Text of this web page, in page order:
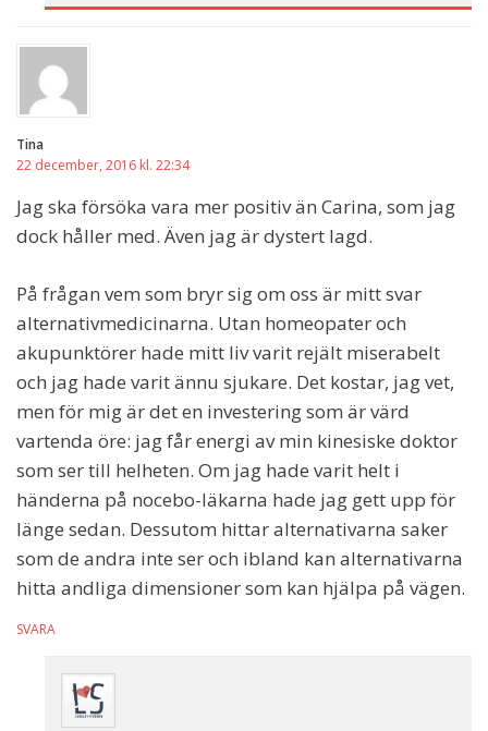
Tina
22 december, 2016 kl. 22:34
Jag ska försöka vara mer positiv än Carina, som jag
dock håller med. Även jag är dystert lagd.
På frågan vem som bryr sig om oss är mitt svar
alternativmedicinarna. Utan homeopater och
akupunktörer hade mitt liv varit rejält miserabelt
och jag hade varit ännu sjukare. Det kostar, jag vet,
men för mig är det en investering som är värd
vartenda öre: jag får energi av min kinesiske doktor
som ser till helheten. Om jag hade varit helt i
händerna på nocebo-läkarna hade jag gett upp för
länge sedan. Dessutom hittar alternativarna saker
som de andra inte ser och ibland kan alternativarna
hitta andliga dimensioner som kan hjälpa på vägen.
SVARA